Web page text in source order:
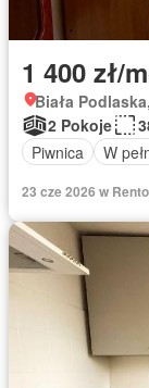
1 400 zł/
Biała
2 Pokoje
Piwnica
W
23 cze 2026 w